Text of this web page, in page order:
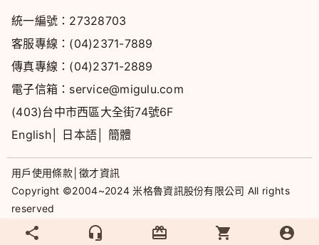
統一編號：27328703
客服專線： (04)2371-7889
傳真專線：(04)2371-2889
電子信箱： service@migulu.com
(403)台中市西區大全街74號6F
English│ 日本語 簡體
用戶使用條款│徵才資訊
Copyright ©2004~2024 米格魯資訊股份有限公司 All rights
reserved